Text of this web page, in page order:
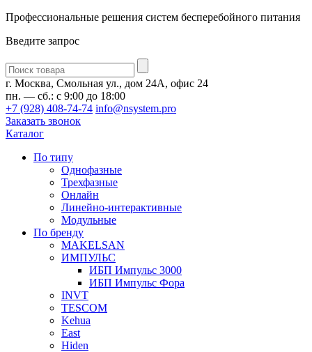
Профессиональные решения систем бесперебойного питания
Введите запрос
Введите
запрос
г. Москва, Смольная ул., дом 24А, офис 24
пн. — сб.: с 9:00 до 18:00
+7 (928) 408-74-74 info@nsystem.pro
Заказать звонок
Каталог
По типу
Однофазные
Трехфазные
Онлайн
Линейно-интерактивные
Модульные
По бренду
MAKELSAN
ИМПУЛЬС
ИБП Импульс 3000
ИБП Импульс Фора
INVT
TESCOM
Kehua
East
Hiden